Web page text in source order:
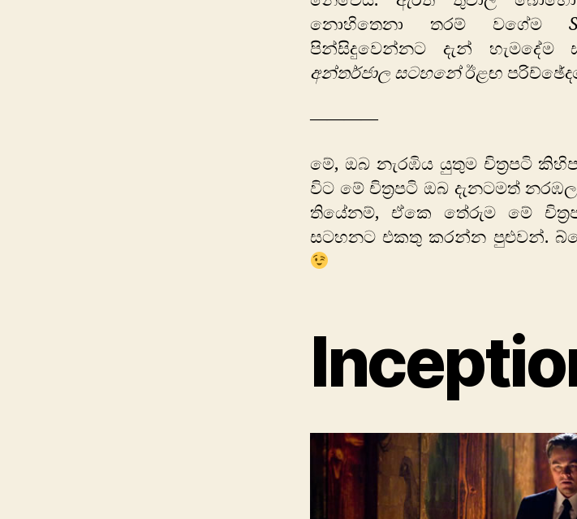
නොහිතෙනා තරම් වගේම
පින්සිදුවෙන්නට දැන් හැමදේම
අන්තර්ජාල සටහනේඊළඟ
————
මේ, ඔබ නැරඹිය යුතුම චිත්‍රපටි
විට මේ චිත්‍රපටි ඔබ දැනටමත්
තියේනම්, ඒකෙ තේරුම මේ
සටහනට එකතු කරන්න පුළුවන්.